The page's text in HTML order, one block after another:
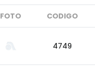
FOTO CODIGO
4749